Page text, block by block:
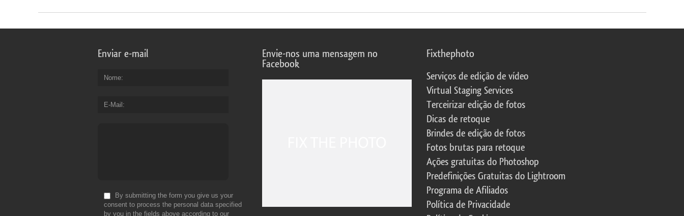
Enviar e-mail
Nome
E-Mail
By submitting the form you give us your
consent to process the personal data specified
by you in the fields above according to our
Envie-nos uma mensagem no
Facebook
Fixthephoto
Serviços de edição de vídeo
Virtual Staging Services
Terceirizar edição de fotos
Dicas de retoque
Brindes de edição de fotos
Fotos brutas para retoque
Ações gratuitas do Photoshop
Predefinições Gratuitas do Lightroom
Programa de Afiliados
Política de Privacidade